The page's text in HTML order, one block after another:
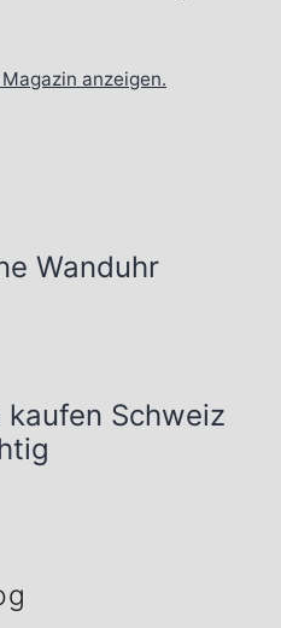
anzeigen.
Wanduhr
Schweiz